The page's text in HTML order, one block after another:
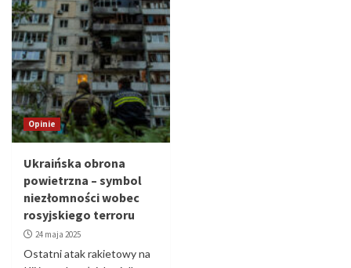
Opinie
Ukraińska obrona
powietrzna – symbol
niezłomności wobec
rosyjskiego terroru
24 maja 2025
Ostatni atak rakietowy na